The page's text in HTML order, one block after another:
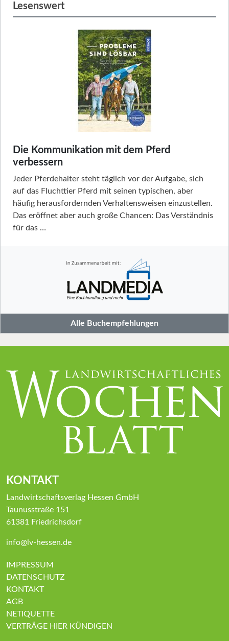
Lesenswert
Die Kommunikation mit dem Pferd
verbessern
Jeder Pferdehalter steht täglich vor der Aufgabe, sich
auf das Fluchttier Pferd mit seinen typischen, aber
häufig herausfordernden Verhaltensweisen einzustellen.
Das eröffnet aber auch große Chancen: Das Verständnis
für das …
Alle Buchempfehlungen
KONTAKT
Landwirtschaftsverlag Hessen GmbH
Taunusstraße 151
61381 Friedrichsdorf
info@lv-hessen.de
IMPRESSUM
DATENSCHUTZ
KONTAKT
AGB
NETIQUETTE
VERTRÄGE HIER KÜNDIGEN